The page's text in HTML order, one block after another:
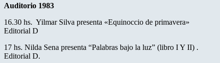
Auditorio 1983
16.30 hs. Yilmar Silva presenta «Equinoccio de primavera»
Editorial D
17 hs. Nilda Sena presenta “Palabras bajo la luz” (libro I Y II) .
Editorial D.